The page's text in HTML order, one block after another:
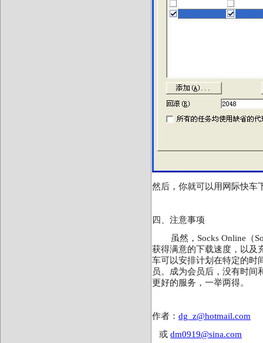
然后，你就可以用网际快车
四、注意事项
虽然， Socks Online （
获得满意的下载速度，以及
车可以安排计划在特定的时
员。成为会员后，没有时间
更好的服务，一举两得。
作者： dg_z@hotmail.com
或 dm0919@sina.com